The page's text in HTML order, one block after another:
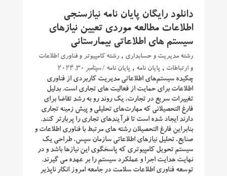
دانلود رایگان پایان نامه نیازسنجی
اطلاعات مطالعه موردی تعیین نیازهای
سیستم های اطلاعاتی بیمارستانی
رشته مدیریت و حسابداری ,رشته کامپیوتر و فناوری اطلاعات
و ارتباطات , پایان نامه , پایان نامه / سپتامبر 30, 2024
چکیده ﺳﻴﺴﺘﻢﻫﺎﯼ ﺍﻃﻼﻋﺎﺗﯽ ﻣﺪﻳﺮﻳﺖ ﮐﺎﺭﺑﺮﺩﯼ ﺍﺯ ﻓﻨﺎﻭﺭﯼ
ﺍﻃﻼﻋﺎﺕ ﺑﺮﺍﯼ ﺣﻤﺎﻳﺖ ﺍﺯ ﻓﻌﺎﻟﻴﺖ ﻫﺎﯼ ﺗﺠﺎﺭﯼ ﺍﺳﺖ. ﺑﺪﻟﻴﻞ
ﺗﻐﻴﻴﺮﺍﺕ ﺳﺮﻳﻊ ﺩﺭ ﺗﺠﺎﺭﺕ، ﻳﮏ ﺭﻭﻧﺪ ﺭﻭ ﺑﻪ ﺭﺷﺪ ﺗﻘﺎﺿﺎ ﺑﺮﺍﯼ
ﻓﺎﺭﻍ ﺍﻟﺘﺤﺼﻴﻼﻧﯽ ﮐﻪ ﻣﻬﺎﺭﺕﻫﺎﯼ ﺗﺤﻠﻴﻠﯽ ﻭ ﭘﻴﺶ ﺯﻣﻴﻨﻪ ﺗﺠﺎﺭﯼ
ﺩﺍﺭﻧﺪ ﺍﻳﺠﺎﺩ ﺷﺪﻩ ﺍﺳﺖ ﺗﺎ ﻓﺮﺁﻳﻨﺪﻫﺎﯼ ﺗﺠﺎﺭﯼ ﺭﺍ ﭘﺮﺑﺎﺭﺗﺮ ﮐﻨﻨﺪ.
ﺑﻨﺎﺑﺮﺍﻳﻦ فارغ التحصیلان رشته های مرتبط با فناوری اطلاعات و
صنایع، ﺗﺤﻠﻴﻞ ﻧﻴﺎﺯﻫﺎﯼ ﺍﻃﻼﻋﺎﺗﯽ ﺳﺎﺯﻣﺎﻥ ﺳﭙﺲ، ﻃﺮﺍﺣﯽ ﻳﮏ
ﺳﻴﺴﺘﻢ ﺗﺤﻮﻳﻞ ﮐﺎﻣﭙﻴﻮﺗﺮﯼ ﮐﻪ ﭘﺎﺳﺨﮕﻮﯼ ﺍﻳﻦ ﻧﻴﺎﺯﻫﺎ ﺑﺎﺷﺪ ﻭ ﺩﺭ
ﻧﻬﺎﻳﺖ ﻫﺪﺍﻳﺖ ﺍﺟﺮﺍ ﻭ ﻋﻤﻠﮑﺮﺩ ﺳﻴﺴﺘﻢ ﺭﺍ بر عهده می گیرند.
توسعه فناوری اطلاعات سلامت در جامعه امروز انکار ناپذیر